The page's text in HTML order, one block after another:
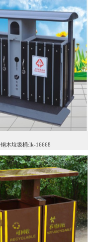
钢木垃圾桶:lk-16668